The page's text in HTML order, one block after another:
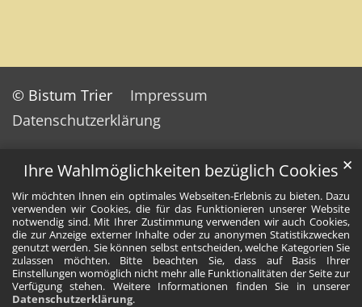
Ihre Wahlmöglichkeiten bezüglich Cookies
Wir möchten Ihnen ein optimales Webseiten-Erlebnis zu bieten. Dazu
verwenden wir Cookies, die für das Funktionieren unserer Website
notwendig sind. Mit Ihrer Zustimmung verwenden wir auch Cookies,
die zur Anzeige externer Inhalte oder zu anonymen Statistikzwecken
genutzt werden. Sie können selbst entscheiden, welche Kategorien Sie
zulassen möchten. Bitte beachten Sie, dass auf Basis Ihrer
Einstellungen womöglich nicht mehr alle Funktionalitäten der Seite zur
Verfügung stehen. Weitere Informationen finden Sie in unserer
Datenschutzerklärung.
✕
© Bistum Trier
Impressum
Datenschutzerklärung